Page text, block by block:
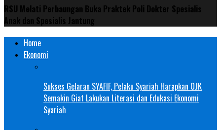
RSU Melati Perbaungan Buka Praktek Poli Dokter Spesialis
Anak dan Spesialis Jantung
Home
Ekonomi
Sukses Gelaran SYAFIF, Pelaku Syariah Harapkan OJK
Semakin Giat Lakukan Literasi dan Edukasi Ekonomi
Syariah